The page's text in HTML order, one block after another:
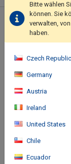
Development
include express
parking is available
Standort des
Bitte wählen
können. Sie
verwalten,
haben.
Czech Republic
Germany
Austria
Ireland
United States
Chile
Ecuador